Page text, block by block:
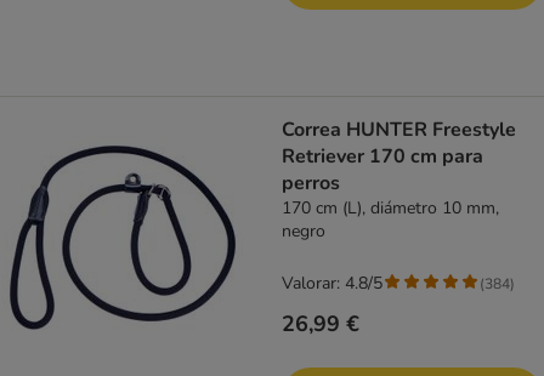
Correa HUNTER Freestyle
Retriever 170 cm para
perros
170 cm (L), diámetro 10 mm,
negro
26,99 €
Valorar: 4.8/5 (384)